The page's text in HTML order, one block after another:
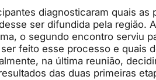
diagnosticaram quais as
ser difundida pela região.
o segundo encontro serviu
feito esse processo e quais
na última reunião,
das duas primeiras